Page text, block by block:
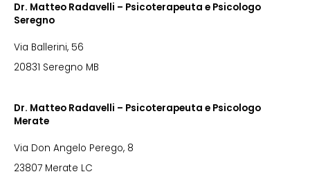
Dr. Matteo Radavelli – Psicoterapeuta e Psicologo
Seregno
Via Ballerini, 56
20831 Seregno MB
Dr. Matteo Radavelli – Psicoterapeuta e Psicologo
Merate
Via Don Angelo Perego, 8
23807 Merate LC